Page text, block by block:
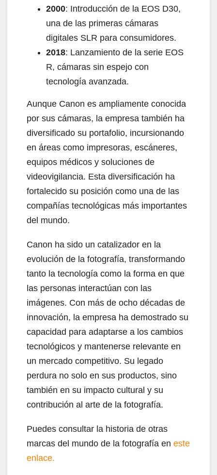
2000: Introducción de la EOS D30,
una de las primeras cámaras
digitales SLR para consumidores.
2018: Lanzamiento de la serie EOS
R, cámaras sin espejo con
tecnología avanzada.
Aunque Canon es ampliamente conocida
por sus cámaras, la empresa también ha
diversificado su portafolio, incursionando
en áreas como impresoras, escáneres,
equipos médicos y soluciones de
videovigilancia. Esta diversificación ha
fortalecido su posición como una de las
compañías tecnológicas más importantes
del mundo.
Canon ha sido un catalizador en la
evolución de la fotografía, transformando
tanto la tecnología como la forma en que
las personas interactúan con las
imágenes. Con más de ocho décadas de
innovación, la empresa ha demostrado su
capacidad para adaptarse a los cambios
tecnológicos y mantenerse relevante en
un mercado competitivo. Su legado
perdura no solo en sus productos, sino
también en su impacto cultural y su
contribución al arte de la fotografía.
Puedes consultar la historia de otras
marcas del mundo de la fotografía en este
enlace.